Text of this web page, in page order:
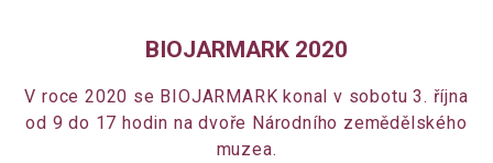
BIOJARMARK 2020
V roce 2020 se BIOJARMARK konal v sobotu 3. října
od 9 do 17 hodin na dvoře Národního zemědělského
muzea.